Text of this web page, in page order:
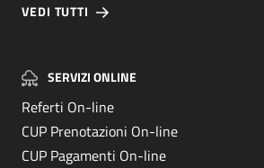
VEDI TUTTI
SERVIZI ONLINE
Referti On-line
CUP Prenotazioni On-line
CUP Pagamenti On-line